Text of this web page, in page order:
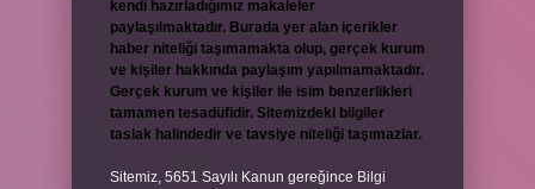
kendi hazırladığımız makaleler
paylaşılmaktadır. Burada yer alan içerikler
haber niteliği taşımamakta olup, gerçek kurum
ve kişiler hakkında paylaşım yapılmamaktadır.
Gerçek kurum ve kişiler ile isim benzerlikleri
tamamen tesadüfidir. Sitemizdeki bilgiler
taslak halindedir ve tavsiye niteliği taşımazlar.
Sitemiz, 5651 Sayılı Kanun gereğince Bilgi